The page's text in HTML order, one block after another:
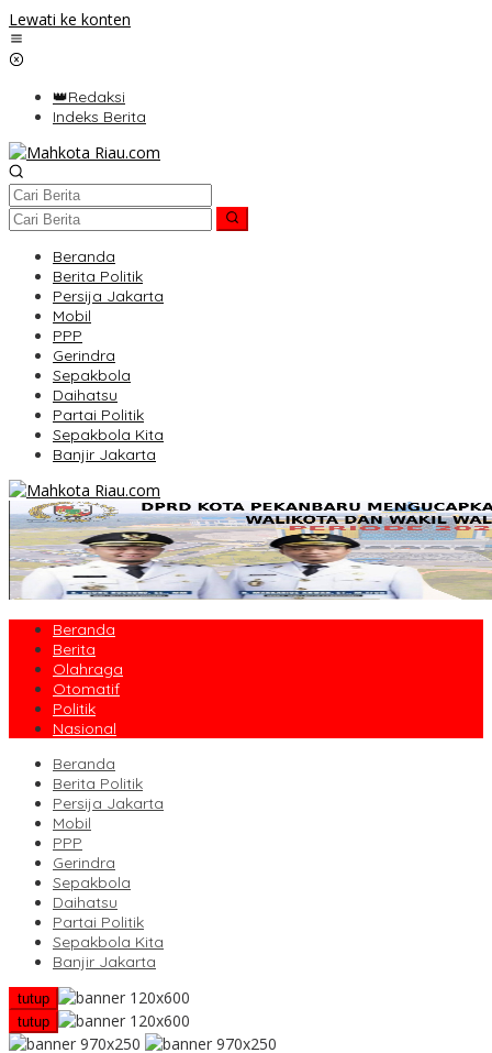
Lewati ke konten
👑Redaksi
Indeks Berita
Beranda
Berita Politik
Persija Jakarta
Mobil
PPP
Gerindra
Sepakbola
Daihatsu
Partai Politik
Sepakbola Kita
Banjir Jakarta
Beranda
Berita
Olahraga
Otomatif
Politik
Nasional
Beranda
Berita Politik
Persija Jakarta
Mobil
PPP
Gerindra
Sepakbola
Daihatsu
Partai Politik
Sepakbola Kita
Banjir Jakarta
tutup
tutup